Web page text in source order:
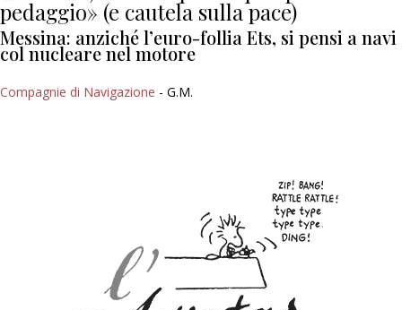
pedaggio» (e cautela sulla pace)
Messina: anziché l’euro-follia Ets, si pensi a navi
col nucleare nel motore
Compagnie di Navigazione - G.M.